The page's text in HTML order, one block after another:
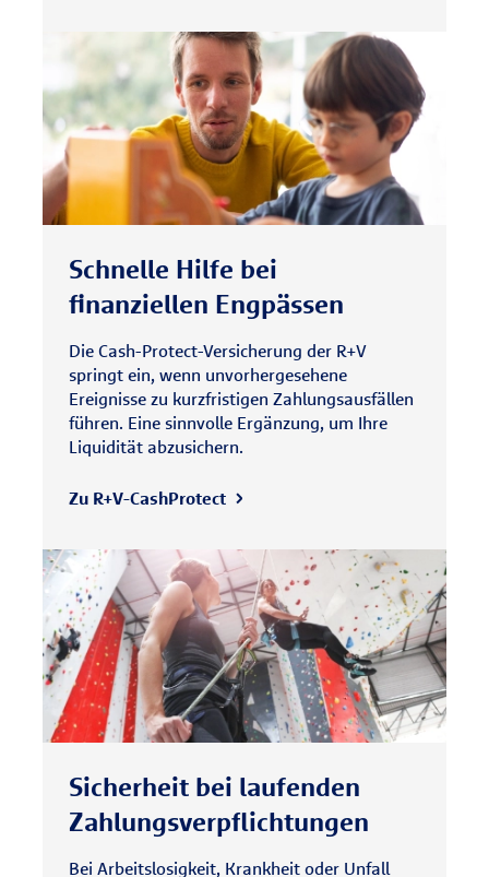
Schnelle Hilfe bei
finanziellen Engpässen
Die Cash-Protect-Versicherung der R+V
springt ein, wenn unvorhergesehene
Ereignisse zu kurzfristigen Zahlungsausfällen
führen. Eine sinnvolle Ergänzung, um Ihre
Liquidität abzusichern.
Zu R+V-CashProtect
Sicherheit bei laufenden
Zahlungsverpflichtungen
Bei Arbeitslosigkeit, Krankheit oder Unfall